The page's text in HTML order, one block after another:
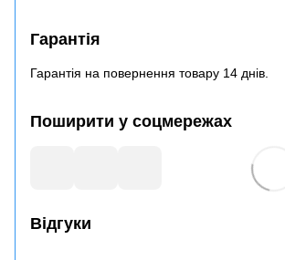
Гарантія
Гарантія на повернення товару 14 днів.
Поширити у соцмережах
Відгуки